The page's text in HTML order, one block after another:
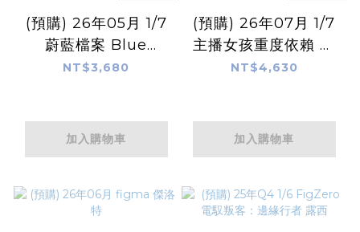
(預購) 26年05月 1/7
蔚藍檔案 Blue
Archive 亞瑠 (禮服)
NT$3,680
加入購物車
(預購) 26年07月 1/7
主播女孩重度依賴 超
絕最可愛天使醬
NT$4,630
加入購物車